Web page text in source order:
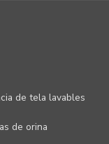
de tela lavables
de orina